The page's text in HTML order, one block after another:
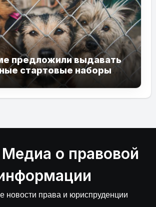
предложили выдавать
стартовые наборы
бездомных
Медиа о правовой
новости права и юриспруденции